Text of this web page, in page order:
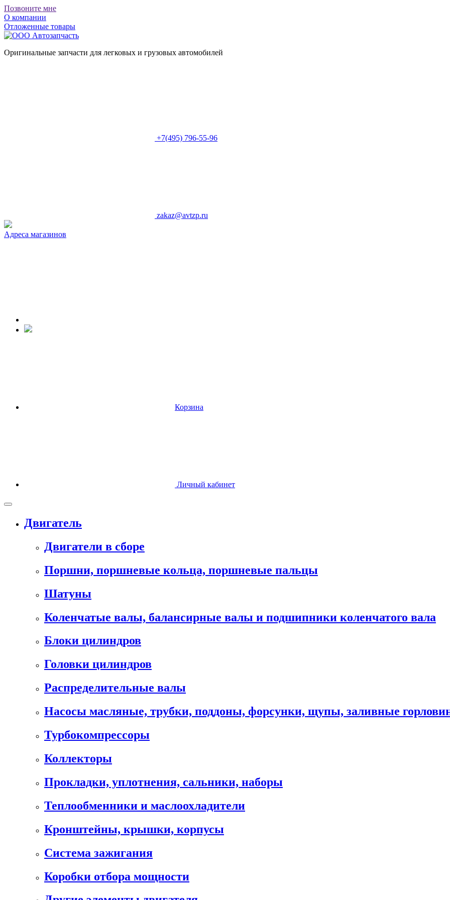
Позвоните мне
О компании
Отложенные товары
Оригинальные запчасти для легковых и грузовых автомобилей
+7(495) 796-55-96
zakaz@avtzp.ru
Адреса магазинов
Корзина
Личный кабинет
Двигатель
Двигатели в сборе
Поршни, поршневые кольца, поршневые пальцы
Шатуны
Коленчатые валы, балансирные валы и подшипники коленчатого вала
Блоки цилиндров
Головки цилиндров
Распределительные валы
Насосы масляные, трубки, поддоны, форсунки, щупы, заливные
Турбокомпрессоры
Коллекторы
Прокладки, уплотнения, сальники, наборы
Теплообменники и маслоохладители
Кронштейны, крышки, корпусы
Cистема зажигания
Коробки отбора мощности